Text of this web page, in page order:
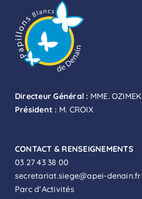
Directeur Général : MME. OZIMEK
Président : M. CROIX
CONTACT & RENSEIGNEMENTS
03 27 43 38 00
secretariat.siege@apei-denain.fr
Parc d’Activités